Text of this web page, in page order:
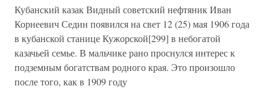
Кубанский казак Видный советский нефтяник Иван
Корнеевич Седин появился на свет 12 (25) мая 1906 года
в кубанской станице Кужорской[299] в небогатой
казачьей семье. В мальчике рано проснулся интерес к
подземным богатствам родного края. Это произошло
после того, как в 1909 году